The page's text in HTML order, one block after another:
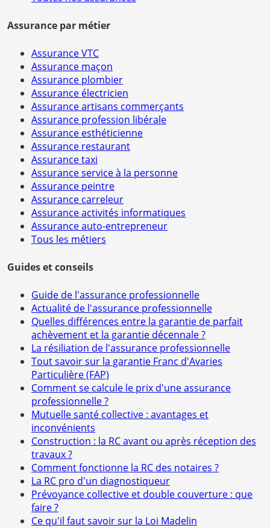
Assurance par métier
Assurance VTC
Assurance maçon
Assurance plombier
Assurance électricien
Assurance artisans commerçants
Assurance profession libérale
Assurance esthéticienne
Assurance restaurant
Assurance taxi
Assurance service à la personne
Assurance peintre
Assurance carreleur
Assurance activités informatiques
Assurance auto-entrepreneur
Tous les métiers
Guides et conseils
Guide de l'assurance professionnelle
Actualité de l'assurance professionnelle
Quelles différences entre la garantie de parfait
achèvement et la garantie décennale ?
La résiliation de l'assurance professionnelle
Tout savoir sur la garantie Franc d'Avaries
Particulière (FAP)
Comment se calcule le prix d'une assurance
professionnelle ?
Mutuelle santé collective : avantages et
inconvénients
Construction : la RC avant ou après réception des
travaux ?
Comment fonctionne la RC des notaires ?
La RC pro d'un diagnostiqueur
Prévoyance collective et double couverture : que
faire ?
Ce qu'il faut savoir sur la Loi Madelin